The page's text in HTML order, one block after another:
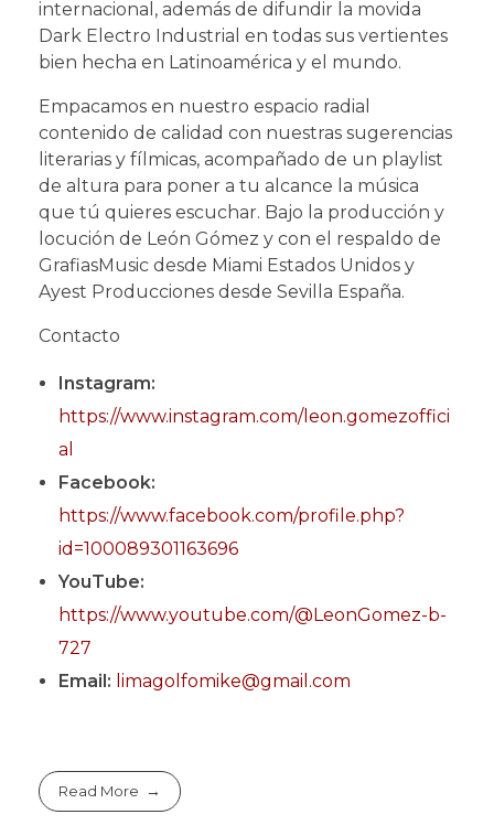
internacional, además de difundir la movida
Dark Electro Industrial en todas sus vertientes
bien hecha en Latinoamérica y el mundo.
Empacamos en nuestro espacio radial
contenido de calidad con nuestras sugerencias
literarias y fílmicas, acompañado de un playlist
de altura para poner a tu alcance la música
que tú quieres escuchar. Bajo la producción y
locución de León Gómez y con el respaldo de
GrafiasMusic desde Miami Estados Unidos y
Ayest Producciones desde Sevilla España.
Contacto
Instagram:
https://www.instagram.com/leon.gomezoffici
al
Facebook:
https://www.facebook.com/profile.php?
id=100089301163696
YouTube:
https://www.youtube.com/@LeonGomez-b-
727
Email: limagolfomike@gmail.com
Read More